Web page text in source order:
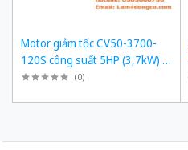
Motor giảm tốc CV50-3700-
120S công suất 5HP (3,7kW) tỉ
số truyền 1/120
(0)